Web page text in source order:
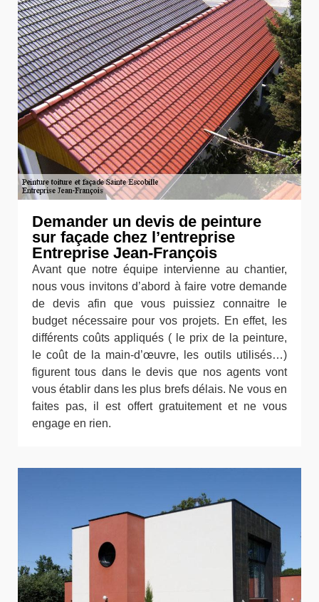
Demander un devis de peinture
sur façade chez l’entreprise
Entreprise Jean-François
Avant que notre équipe intervienne au chantier,
nous vous invitons d’abord à faire votre demande
de devis afin que vous puissiez connaitre le
budget nécessaire pour vos projets. En effet, les
différents coûts appliqués ( le prix de la peinture,
le coût de la main-d’œuvre, les outils utilisés…)
figurent tous dans le devis que nos agents vont
vous établir dans les plus brefs délais. Ne vous en
faites pas, il est offert gratuitement et ne vous
engage en rien.